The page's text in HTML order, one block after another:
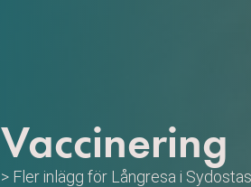
Vaccinering
> Fler inlägg för Långresa i